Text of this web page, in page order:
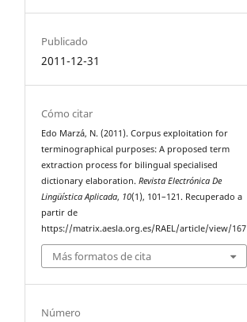
Publicado
2011-12-31
Cómo citar
Edo Marzá, N. (2011). Corpus exploitation for
terminographical purposes: A proposed term
extraction process for bilingual specialised
dictionary elaboration.Revista Electrónica De
Lingüística Aplicada, 10(1), 101–121. Recuperado a
partir de
https://matrix.aesla.org.es/RAEL/article/view/167
Más formatos de cita
Número